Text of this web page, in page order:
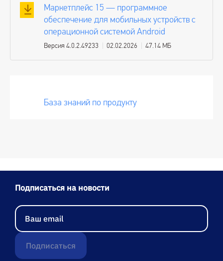
Маркетплейс 15 — программное
обеспечение для мобильных устройств с
операционной системой Android
Версия 4.0.2.49233 02.02.2026 47.14 МБ
База знаний по продукту
Подписаться на новости
Подписаться